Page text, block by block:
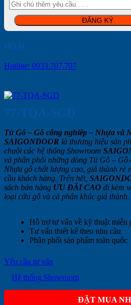
HOẶC
Hotline: 0933.707.707
77-TQA-SGD
Tủ Gỗ – Gỗ công nghiêp – Nhựa và
SAIGONDOOR là thương hiệu sản
chuỗi các hệ thống Showroom
và phân phối những dòng Tủ Gỗ – Gỗ
Nhựa gỗ chất lượng cao, giá thành rẻ
cầu khách hàng. Trên hết,
sách bán hàng ƯU ĐÃI CAO đi kèm
loại cửa gỗ và cả phân khúc giá thành.
Hỗ trợ tư vấn về kỹ thuật miễn
Tư vấn thiết kế theo nhu cầu
Phân phối sản phẩm toàn quốc
Yêu cầu tư vấn
Hệ thống Showroom
ĐẶT MUA